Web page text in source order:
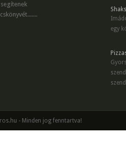
egy
- Minden jog fenntartva!